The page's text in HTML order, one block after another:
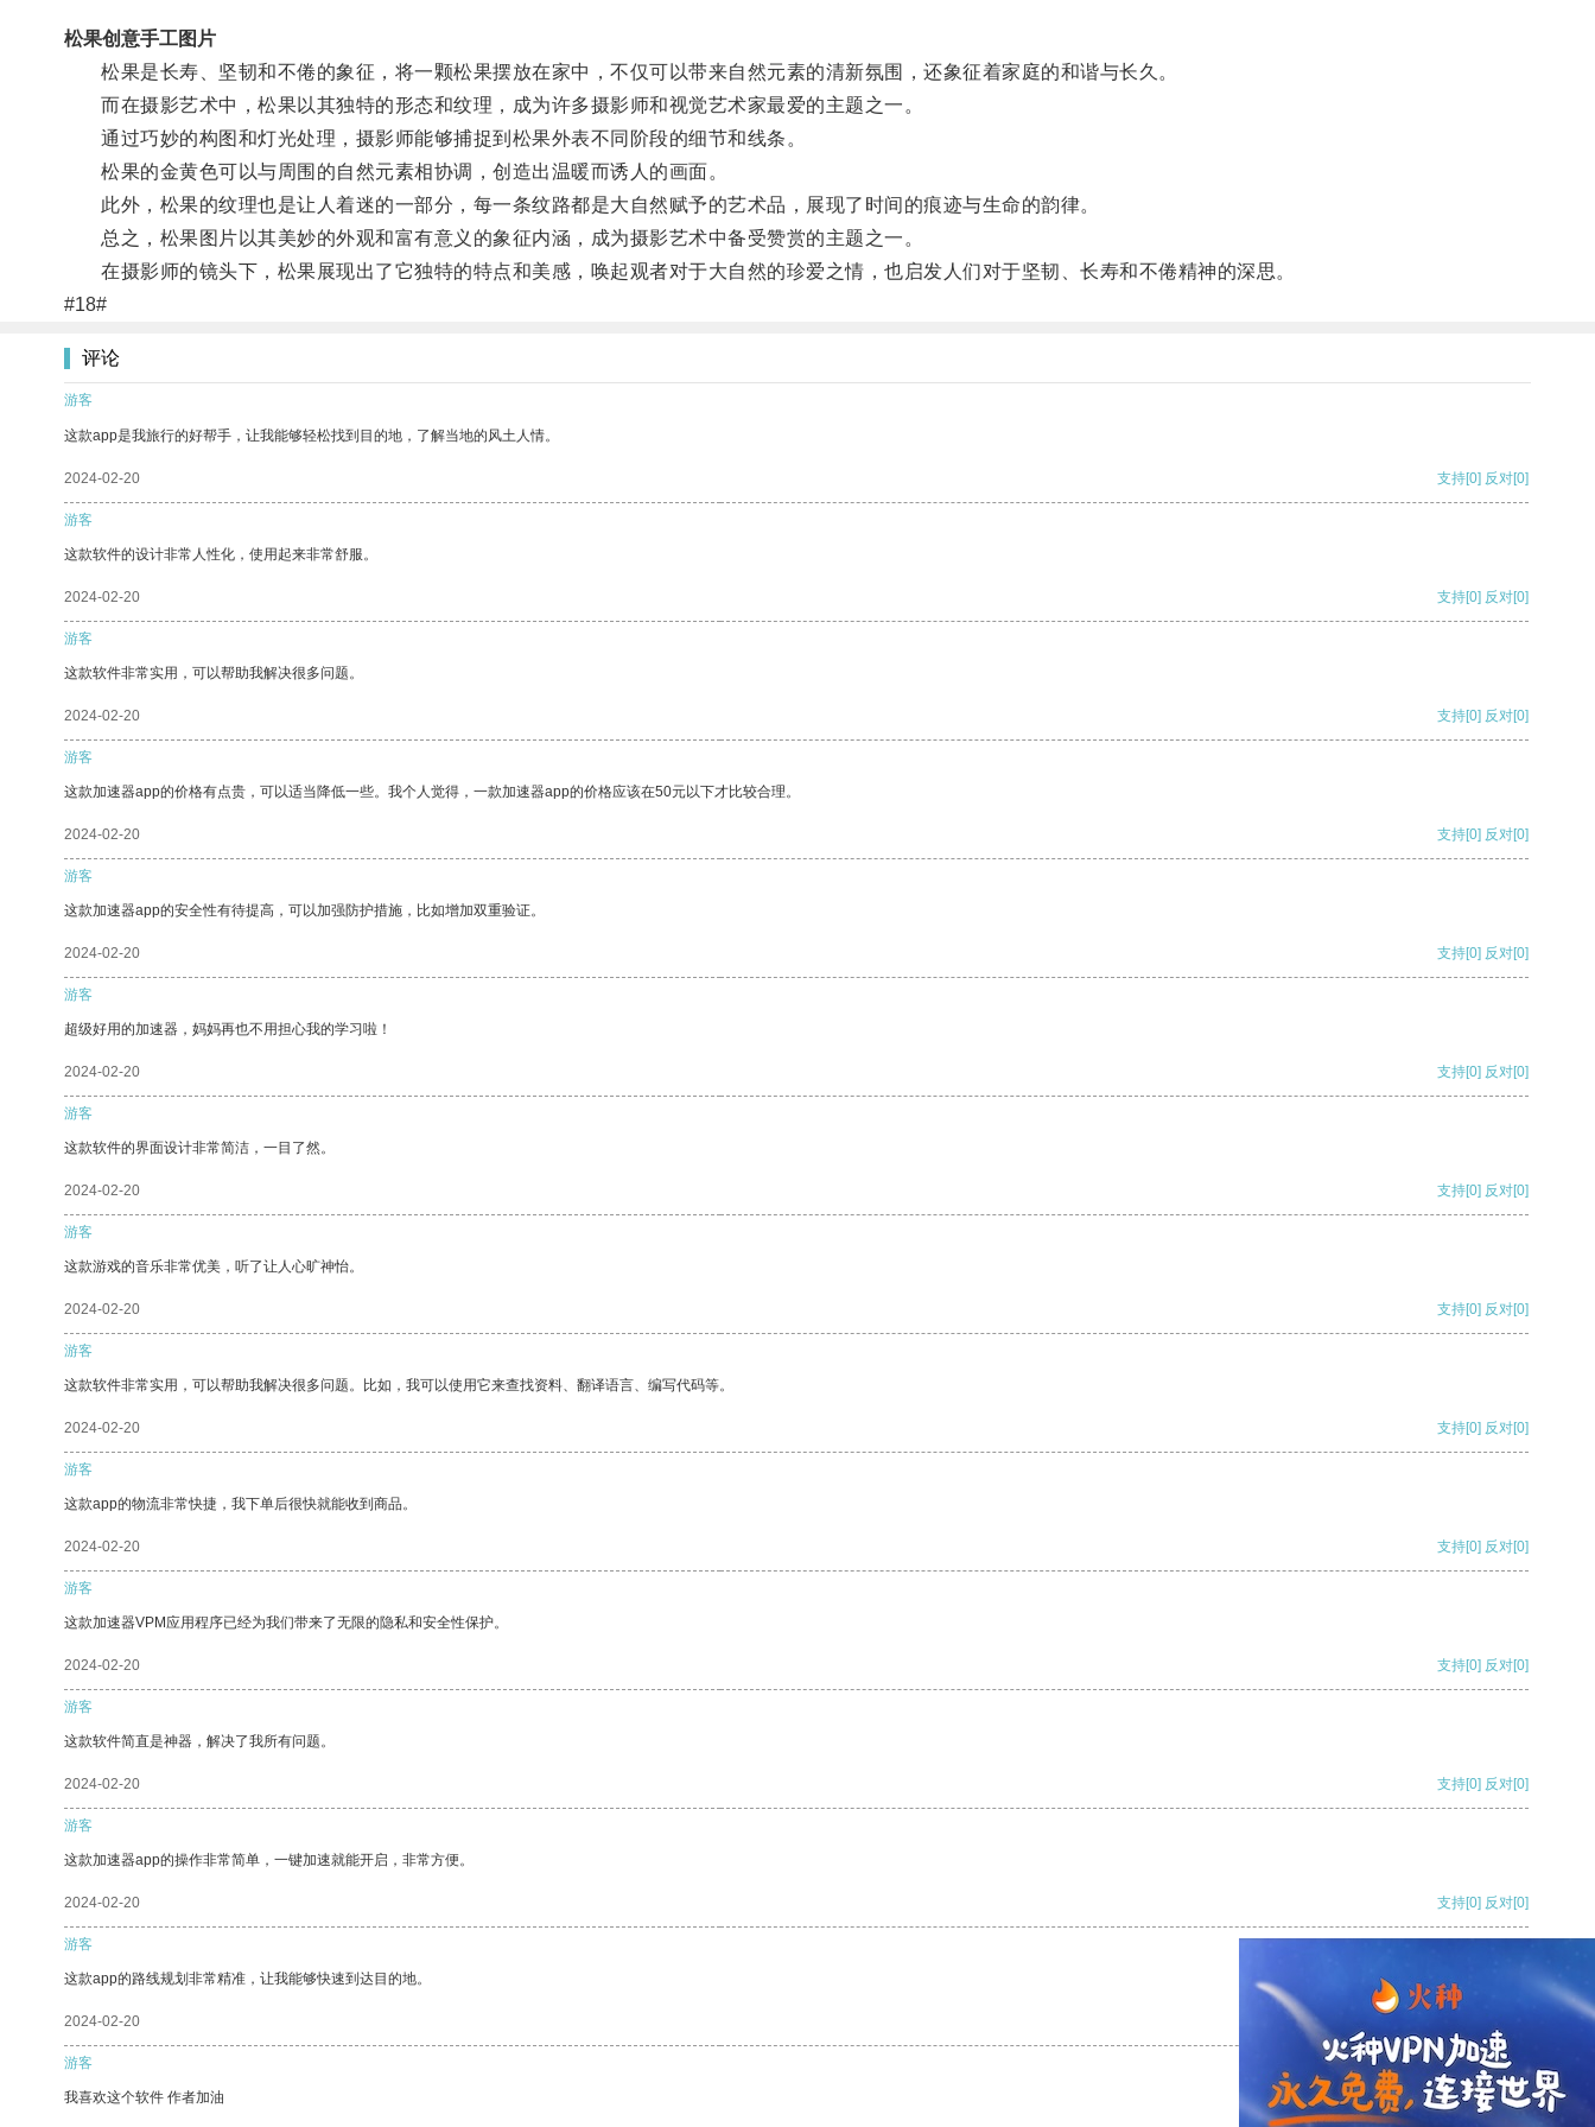
松果创意手工图片
松果是长寿、坚韧和不倦的象征，将一颗松果摆放在家中，不仅可以带来自然元素的清新氛围，还象征着家庭的和谐与长久。
而在摄影艺术中，松果以其独特的形态和纹理，成为许多摄影师和视觉艺术家最爱的主题之一。
通过巧妙的构图和灯光处理，摄影师能够捕捉到松果外表不同阶段的细节和线条。
松果的金黄色可以与周围的自然元素相协调，创造出温暖而诱人的画面。
此外，松果的纹理也是让人着迷的一部分，每一条纹路都是大自然赋予的艺术品，展现了时间的痕迹与生命的韵律。
总之，松果图片以其美妙的外观和富有意义的象征内涵，成为摄影艺术中备受赞赏的主题之一。
在摄影师的镜头下，松果展现出了它独特的特点和美感，唤起观者对于大自然的珍爱之情，也启发人们对于坚韧、长寿和不倦精神的深思。
#18#
评论
游客
这款app是我旅行的好帮手，让我能够轻松找到目的地，了解当地的风土人情。
2024-02-20 支持[0] 反对[0]
游客
这款软件的设计非常人性化，使用起来非常舒服。
2024-02-20 支持[0] 反对[0]
游客
这款软件非常实用，可以帮助我解决很多问题。
2024-02-20 支持[0] 反对[0]
游客
这款加速器app的价格有点贵，可以适当降低一些。我个人觉得，一款加速器app的价格应该在50元以下才比较合理。
2024-02-20 支持[0] 反对[0]
游客
这款加速器app的安全性有待提高，可以加强防护措施，比如增加双重验证。
2024-02-20 支持[0] 反对[0]
游客
超级好用的加速器，妈妈再也不用担心我的学习啦！
2024-02-20 支持[0] 反对[0]
游客
这款软件的界面设计非常简洁，一目了然。
2024-02-20 支持[0] 反对[0]
游客
这款游戏的音乐非常优美，听了让人心旷神怡。
2024-02-20 支持[0] 反对[0]
游客
这款软件非常实用，可以帮助我解决很多问题。比如，我可以使用它来查找资料、翻译语言、编写代码等。
2024-02-20 支持[0] 反对[0]
游客
这款app的物流非常快捷，我下单后很快就能收到商品。
2024-02-20 支持[0] 反对[0]
游客
这款加速器VPM应用程序已经为我们带来了无限的隐私和安全性保护。
2024-02-20 支持[0] 反对[0]
游客
这款软件简直是神器，解决了我所有问题。
2024-02-20 支持[0] 反对[0]
游客
这款加速器app的操作非常简单，一键加速就能开启，非常方便。
2024-02-20 支持[0] 反对[0]
游客
这款app的路线规划非常精准，让我能够快速到达目的地。
2024-02-20
游客
我喜欢这个软件 作者加油